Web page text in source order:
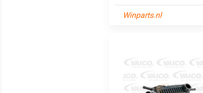
Winparts.nl